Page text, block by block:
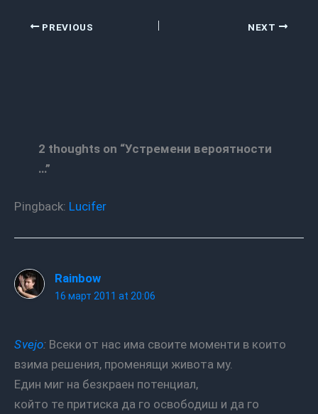
PREVIOUS NEXT
2 thoughts on “Устремени вероятности
…”
Pingback: Lucifer
Rainbow
16 март 2011 at 20:06
Svejo:Всеки от нас има своите моменти в които
взима решения, променящи живота му.
Един миг на безкраен потенциал,
който те притиска да го освободиш и да го